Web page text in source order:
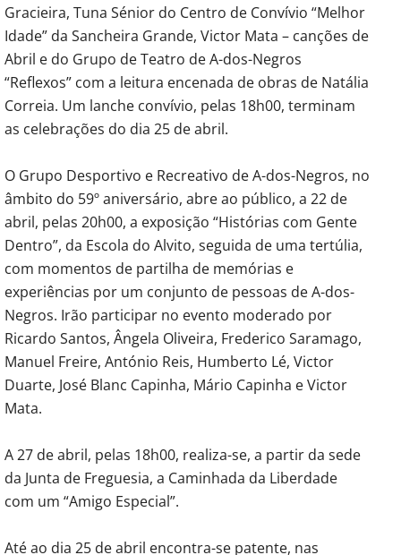
Gracieira, Tuna Sénior do Centro de Convívio “Melhor
Idade” da Sancheira Grande, Victor Mata – canções de
Abril e do Grupo de Teatro de A-dos-Negros
“Reflexos” com a leitura encenada de obras de Natália
Correia. Um lanche convívio, pelas 18h00, terminam
as celebrações do dia 25 de abril.
O Grupo Desportivo e Recreativo de A-dos-Negros, no
âmbito do 59º aniversário, abre ao público, a 22 de
abril, pelas 20h00, a exposição “Histórias com Gente
Dentro”, da Escola do Alvito, seguida de uma tertúlia,
com momentos de partilha de memórias e
experiências por um conjunto de pessoas de A-dos-
Negros. Irão participar no evento moderado por
Ricardo Santos, Ângela Oliveira, Frederico Saramago,
Manuel Freire, António Reis, Humberto Lé, Victor
Duarte, José Blanc Capinha, Mário Capinha e Victor
Mata.
A 27 de abril, pelas 18h00, realiza-se, a partir da sede
da Junta de Freguesia, a Caminhada da Liberdade
com um “Amigo Especial”.
Até ao dia 25 de abril encontra-se patente, nas